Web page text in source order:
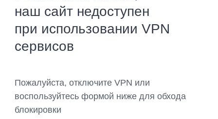
наш сайт недоступен
при использовании VPN
сервисов
Пожалуйста, отключите VPN или
воспользуйтесь формой ниже для обхода
блокировки